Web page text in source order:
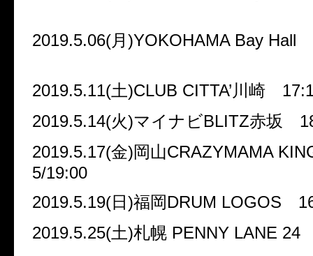
2019.5.06(月 )YOKOHAMA Bay Hall
2019.5.11(土)CLUB CITTA’川崎
2019.5.14(火)マイナビBLITZ赤坂
2019.5.17(金)岡山CRAZYMAMA
5/19:00
2019.5.19(日 )福岡 DRUM LOGOS
2019.5.25(土)札幌 PENNY LANE 24